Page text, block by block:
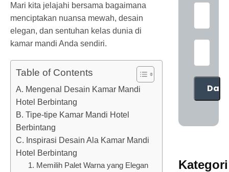
Mari kita jelajahi bersama bagaimana
menciptakan nuansa mewah, desain
elegan, dan sentuhan kelas dunia di
kamar mandi Anda sendiri.
Table of Contents
A. Mengenal Desain Kamar Mandi
Hotel Berbintang
B. Tipe-tipe Kamar Mandi Hotel
Berbintang
C. Inspirasi Desain Ala Kamar Mandi
Hotel Berbintang
1. Memilih Palet Warna yang Elegan
Kategori